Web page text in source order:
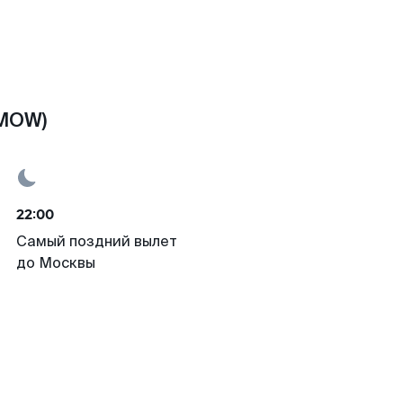
22:00
Самый поздний вылет
до Москвы